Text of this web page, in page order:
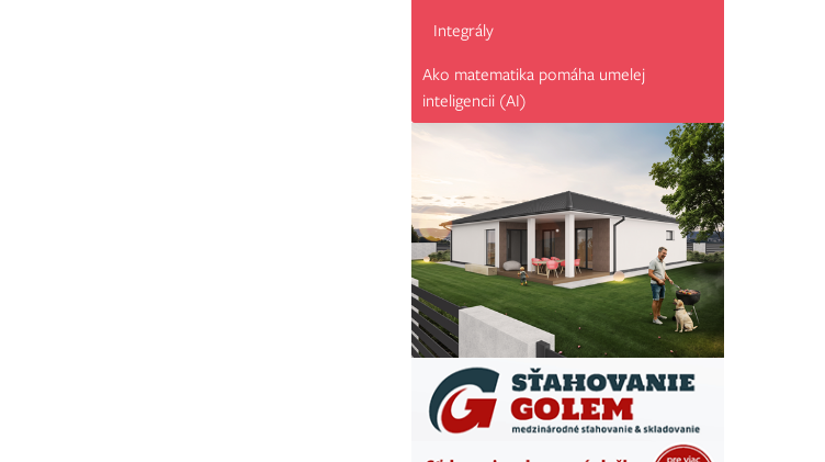
Integrály
Ako matematika pomáha umelej
inteligencii (AI)